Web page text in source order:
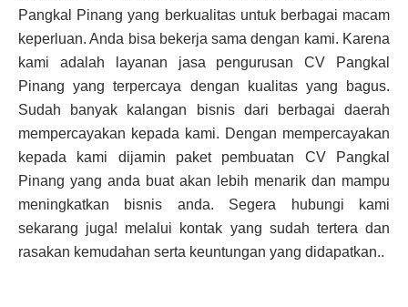
Pangkal Pinang yang berkualitas untuk berbagai macam
keperluan. Anda bisa bekerja sama dengan kami. Karena
kami adalah layanan jasa pengurusan CV Pangkal
Pinang yang terpercaya dengan kualitas yang bagus.
Sudah banyak kalangan bisnis dari berbagai daerah
mempercayakan kepada kami. Dengan mempercayakan
kepada kami dijamin paket pembuatan CV Pangkal
Pinang yang anda buat akan lebih menarik dan mampu
meningkatkan bisnis anda. Segera hubungi kami
sekarang juga! melalui kontak yang sudah tertera dan
rasakan kemudahan serta keuntungan yang didapatkan..